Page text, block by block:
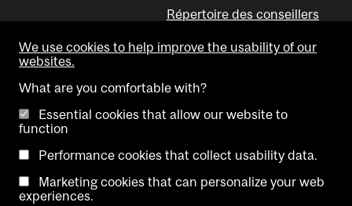
Répertoire des conseillers
Outil Visual Schedule Builder
Copyright @ McGill University. All rights reserved.
We use cookies to help improve the usability of our
websites.
What are you comfortable with?
Essential cookies that allow our website to
function
Performance cookies that collect usability data.
Marketing cookies that can personalize your web
experiences.